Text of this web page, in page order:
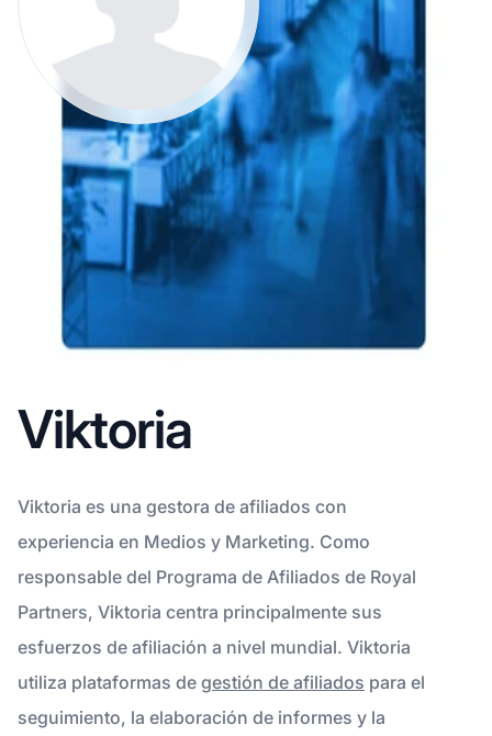
Viktoria
Viktoria es una gestora de afiliados con
experiencia en Medios y Marketing. Como
responsable del Programa de Afiliados de Royal
Partners, Viktoria centra principalmente sus
esfuerzos de afiliación a nivel mundial. Viktoria
utiliza plataformas de gestión de afiliados para el
seguimiento, la elaboración de informes y la